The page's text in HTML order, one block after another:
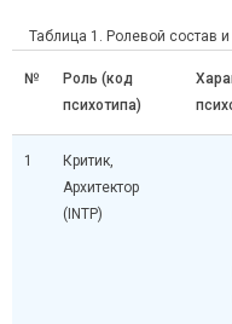
Таблица 1. Ролевой состав
№
Роль (код
психотипа)
1
Критик,
Архитектор
(INTP)